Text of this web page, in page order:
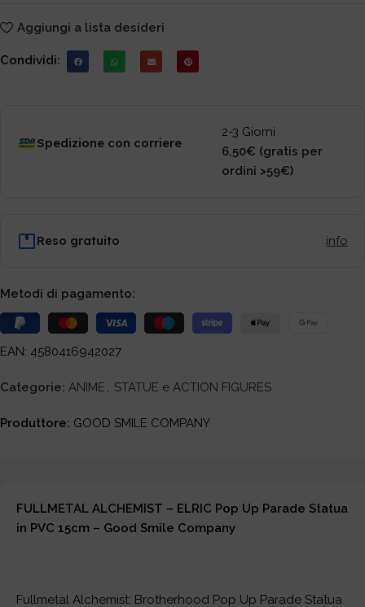
Aggiungi a lista desideri
Condividi:
Spedizione con corriere
2-3 Giorni
6,50€ (gratis per
ordini >59€)
Reso gratuito info
Metodi di pagamento:
EAN: 4580416942027
Categorie: ANIME STATUE e ACTION FIGURES
Produttore: GOOD SMILE COMPANY
FULLMETAL ALCHEMIST – ELRIC Pop Up Parade Statua
in PVC 15cm – Good Smile Company
Fullmetal Alchemist: Brotherhood Pop Up Parade Statua